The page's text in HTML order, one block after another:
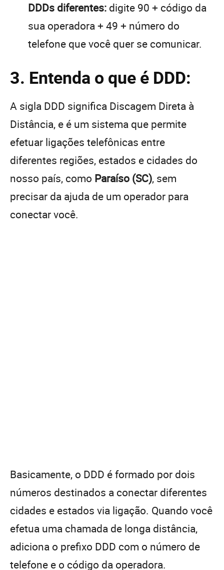
DDDs diferentes: digite 90 + código da
sua operadora + 49 + número do
telefone que você quer se comunicar.
3. Entenda o que é DDD:
A sigla DDD significa Discagem Direta à
Distância, e é um sistema que permite
efetuar ligações telefônicas entre
diferentes regiões, estados e cidades do
nosso país, como Paraíso (SC), sem
precisar da ajuda de um operador para
conectar você.
Basicamente, o DDD é formado por dois
números destinados a conectar diferentes
cidades e estados via ligação. Quando você
efetua uma chamada de longa distância,
adiciona o prefixo DDD com o número de
telefone e o código da operadora.